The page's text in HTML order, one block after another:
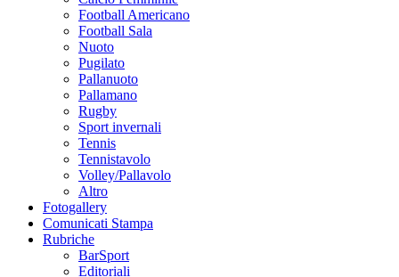
Football Americano
Football Sala
Nuoto
Pugilato
Pallanuoto
Pallamano
Rugby
Sport invernali
Tennis
Tennistavolo
Volley/Pallavolo
Altro
Fotogallery
Comunicati Stampa
Rubriche
BarSport
Editoriali